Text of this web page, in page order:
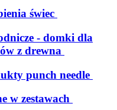
świec
- domki dla
z drewna
punch needle
w zestawach